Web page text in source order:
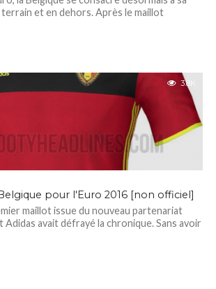
et en dehors. Après le maillot
3.8K
pour l'Euro 2016 [non officiel]
maillot issue du nouveau partenariat
Adidas avait défrayé la chronique. Sans avoir